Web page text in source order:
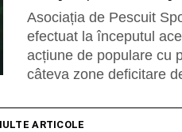
Asociația de Pescuit
efectuat la începutul
acțiune de populare cu
câteva zone deficitare
ARTICOLE